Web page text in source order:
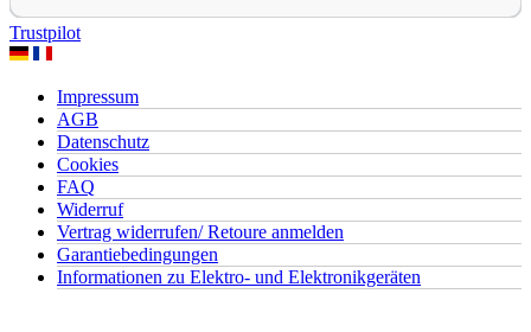
Trustpilot
Impressum
AGB
Datenschutz
Cookies
FAQ
Widerruf
Vertrag widerrufen/ Retoure anmelden
Garantiebedingungen
Informationen zu Elektro- und Elektronikgeräten